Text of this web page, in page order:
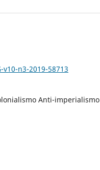
n3-2019-58713
Anti-imperialismo